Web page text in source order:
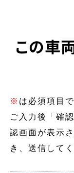
この車
※ は必須項目で
ご入力後「確
認画面が表示
き、送信して